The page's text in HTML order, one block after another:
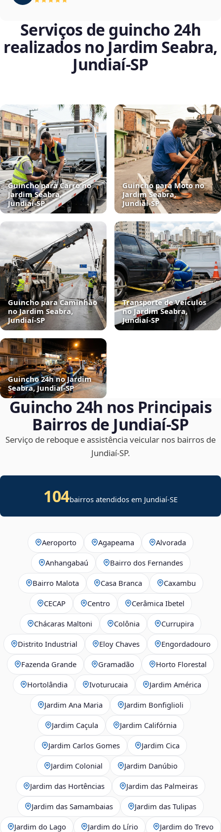
Serviços de guincho 24h
realizados no Jardim Seabra,
Jundiaí‑SP
Guincho para Carro no
Jardim Seabra,
Jundiaí‑SP
Guincho para Moto no
Jardim Seabra,
Jundiaí‑SP
Guincho para Caminhão
no Jardim Seabra,
Jundiaí‑SP
Transporte de Veículos
no Jardim Seabra,
Jundiaí‑SP
Guincho 24h no Jardim
Seabra, Jundiaí‑SP
Guincho 24h nos Principais
Bairros de Jundiaí‑SP
Serviço de reboque e assistência veicular nos bairros de
Jundiaí‑SP.
104bairros atendidos em Jundiaí-SE
Aeroporto Agapeama Alvorada
Anhangabaú Bairro dos Fernandes
Bairro Malota Casa Branca Caxambu
CECAP Centro Cerâmica Ibetel
Chácaras Maltoni Colônia Currupira
Distrito Industrial Eloy Chaves Engordadouro
Fazenda Grande Gramadão Horto Florestal
Hortolândia Ivoturucaia Jardim América
Jardim Ana Maria Jardim Bonfiglioli
Jardim Caçula Jardim Califórnia
Jardim Carlos Gomes Jardim Cica
Jardim Colonial Jardim Danúbio
Jardim das Hortências Jardim das Palmeiras
Jardim das Samambaias Jardim das Tulipas
Jardim do Lago Jardim do Lírio Jardim do Trevo